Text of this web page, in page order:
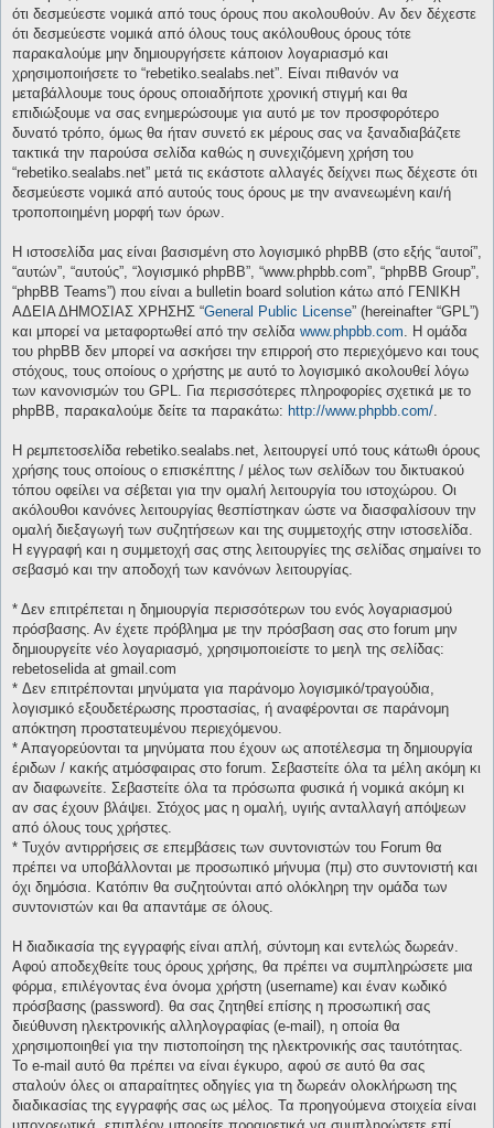
ότι δεσμεύεστε νομικά από τους όρους που ακολουθούν. Αν δεν δέχεστε
ότι δεσμεύεστε νομικά από όλους τους ακόλουθους όρους τότε
παρακαλούμε μην δημιουργήσετε κάποιον λογαριασμό και
χρησιμοποιήσετε το “rebetiko.sealabs.net”. Είναι πιθανόν να
μεταβάλλουμε τους όρους οποιαδήποτε χρονική στιγμή και θα
επιδιώξουμε να σας ενημερώσουμε για αυτό με τον προσφορότερο
δυνατό τρόπο, όμως θα ήταν συνετό εκ μέρους σας να ξαναδιαβάζετε
τακτικά την παρούσα σελίδα καθώς η συνεχιζόμενη χρήση του
“rebetiko.sealabs.net” μετά τις εκάστοτε αλλαγές δείχνει πως δέχεστε ότι
δεσμεύεστε νομικά από αυτούς τους όρους με την ανανεωμένη και/ή
τροποποιημένη μορφή των όρων.
Η ιστοσελίδα μας είναι βασισμένη στο λογισμικό phpBB (στο εξής “αυτοί”,
“αυτών”, “αυτούς”, “λογισμικό phpBB”, “www.phpbb.com”, “phpBB Group”,
“phpBB Teams”) που είναι a bulletin board solution κάτω από ΓΕΝΙΚΗ
ΑΔΕΙΑ ΔΗΜΟΣΙΑΣ ΧΡΗΣΗΣ “General Public License” (hereinafter “GPL”)
και μπορεί να μεταφορτωθεί από την σελίδα www.phpbb.com. Η ομάδα
του phpBB δεν μπορεί να ασκήσει την επιρροή στο περιεχόμενο και τους
στόχους, τους οποίους ο χρήστης με αυτό το λογισμικό ακολουθεί λόγω
των κανονισμών του GPL. Για περισσότερες πληροφορίες σχετικά με το
phpBB, παρακαλούμε δείτε τα παρακάτω: http://www.phpbb.com/.
Η ρεμπετοσελίδα rebetiko.sealabs.net, λειτουργεί υπό τους κάτωθι όρους
χρήσης τους οποίους ο επισκέπτης / μέλος των σελίδων του δικτυακού
τόπου οφείλει να σέβεται για την ομαλή λειτουργία του ιστοχώρου. Οι
ακόλουθοι κανόνες λειτουργίας θεσπίστηκαν ώστε να διασφαλίσουν την
ομαλή διεξαγωγή των συζητήσεων και της συμμετοχής στην ιστοσελίδα.
Η εγγραφή και η συμμετοχή σας στης λειτουργίες της σελίδας σημαίνει το
σεβασμό και την αποδοχή των κανόνων λειτουργίας.
* Δεν επιτρέπεται η δημιουργία περισσότερων του ενός λογαριασμού
πρόσβασης. Αν έχετε πρόβλημα με την πρόσβαση σας στο forum μην
δημιουργείτε νέο λογαριασμό, χρησιμοποιείστε το μεηλ της σελίδας:
rebetoselida at gmail.com
* Δεν επιτρέπονται μηνύματα για παράνομο λογισμικό/τραγούδια,
λογισμικό εξουδετέρωσης προστασίας, ή αναφέρονται σε παράνομη
απόκτηση προστατευμένου περιεχόμενου.
* Απαγορεύονται τα μηνύματα που έχουν ως αποτέλεσμα τη δημιουργία
έριδων / κακής ατμόσφαιρας στο forum. Σεβαστείτε όλα τα μέλη ακόμη κι
αν διαφωνείτε. Σεβαστείτε όλα τα πρόσωπα φυσικά ή νομικά ακόμη κι
αν σας έχουν βλάψει. Στόχος μας η ομαλή, υγιής ανταλλαγή απόψεων
από όλους τους χρήστες.
* Τυχόν αντιρρήσεις σε επεμβάσεις των συντονιστών του Forum θα
πρέπει να υποβάλλονται με προσωπικό μήνυμα (πμ) στο συντονιστή και
όχι δημόσια. Κατόπιν θα συζητούνται από ολόκληρη την ομάδα των
συντονιστών και θα απαντάμε σε όλους.
Η διαδικασία της εγγραφής είναι απλή, σύντομη και εντελώς δωρεάν.
Αφού αποδεχθείτε τους όρους χρήσης, θα πρέπει να συμπληρώσετε μια
φόρμα, επιλέγοντας ένα όνομα χρήστη (username) και έναν κωδικό
πρόσβασης (password). θα σας ζητηθεί επίσης η προσωπική σας
διεύθυνση ηλεκτρονικής αλληλογραφίας (e-mail), η οποία θα
χρησιμοποιηθεί για την πιστοποίηση της ηλεκτρονικής σας ταυτότητας.
Το e-mail αυτό θα πρέπει να είναι έγκυρο, αφού σε αυτό θα σας
σταλούν όλες οι απαραίτητες οδηγίες για τη δωρεάν ολοκλήρωση της
διαδικασίας της εγγραφής σας ως μέλος. Τα προηγούμενα στοιχεία είναι